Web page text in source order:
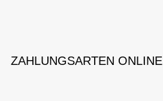
ZAHLUNGSARTEN ONLINE